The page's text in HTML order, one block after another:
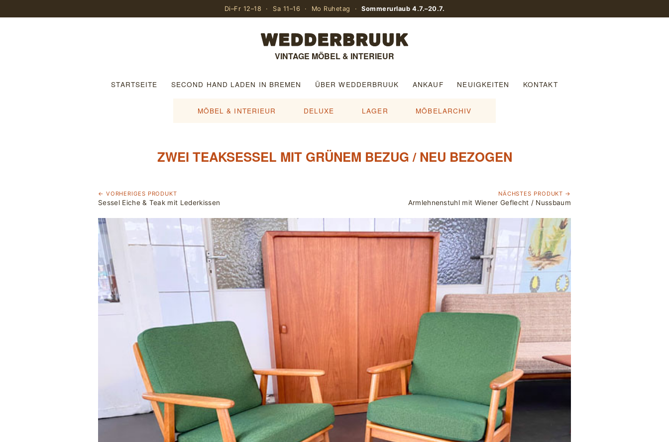
Di–Fr 12–18 · Sa 11–16 · Mo Ruhetag ·Sommerurlaub 4.7.–20.7.
VINTAGE MÖBEL & INTERIEUR
STARTSEITE SECOND HAND LADEN IN BREMEN ÜBER WEDDERBRUUK ANKAUF NEUIGKEITEN KONTAKT
MÖBEL & INTERIEUR DELUXE LAGER MÖBELARCHIV
ZWEI TEAKSESSEL MIT GRÜNEM BEZUG / NEU BEZOGEN
← VORHERIGES PRODUKT
Sessel Eiche & Teak mit Lederkissen
NÄCHSTES PRODUKT →
Armlehnenstuhl mit Wiener Geflecht / Nussbaum